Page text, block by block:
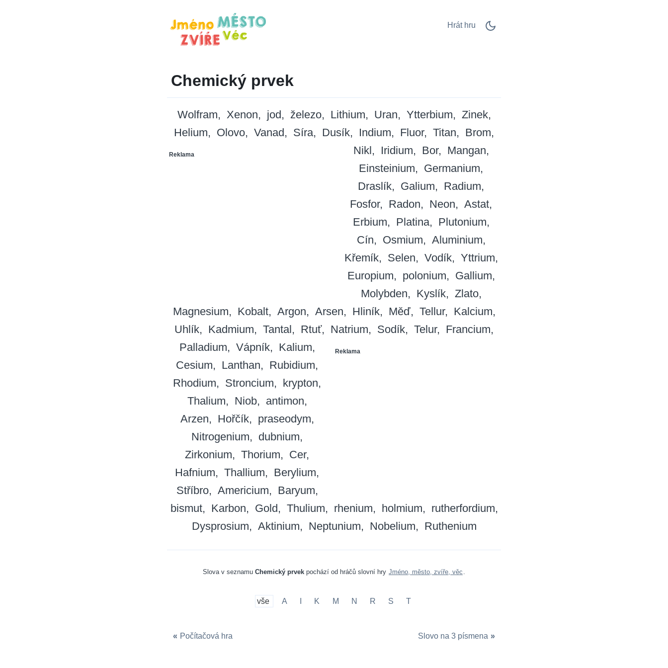
Hrát hru
Chemický prvek
Wolfram Xenon jod železo Lithium Uran Ytterbium
Zinek
Helium
Olovo Vanad Síra Dusík Indium Fluor
Reklama
Titan
Brom
Nikl
Iridium Bor
Mangan
Einsteinium
Germanium
Draslík
Galium
Radium
Fosfor
Radon Neon
Astat
Erbium
Platina
Plutonium
Cín
Osmium
Aluminium
Křemík
Selen Vodík
Yttrium
Europium
polonium
Gallium
Molybden
Kyslík
Zlato
Magnesium
Kobalt Argon Arsen Hliník Měď Tellur
Kalcium
Uhlík
Kadmium Tantal Rtuť Natrium Sodík
Reklama
Telur
Francium
Palladium
Vápník
Kalium
Cesium
Lanthan
Rubidium
Rhodium
Stroncium
krypton
Thalium
Niob
antimon
Arzen
Hořčík
praseodym
Nitrogenium
dubnium
Zirkonium
Thorium
Cer
Hafnium
Thallium
Berylium
Stříbro
Americium
Baryum
bismut
Karbon Gold Thulium rhenium holmium
rutherfordium
Dysprosium
Aktinium Neptunium Nobelium Ruthenium
Slova v seznamu Chemický prvek pochází od hráčů slovní hry Jméno, město, zvíře, věc .
vše A K M N R S T
« Počítačová hra Slovo na 3 písmena »